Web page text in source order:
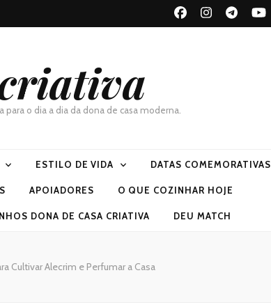
para o dia a dia da dona de casa moderna.
ESTILO DE VIDA DATAS COMEMORATIVAS
APOIADORES O QUE COZINHAR HOJE
DONA DE CASA CRIATIVA DEU MATCH
Cultivar Alecrim e Perfumar a Casa